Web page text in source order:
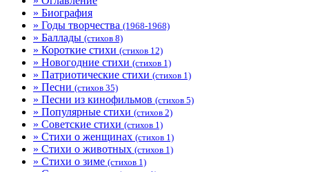
» Биография
» Годы творчества (1968-1968)
» Баллады (стихов 8)
» Короткие стихи (стихов 12)
» Новогодние стихи (стихов 1)
» Патриотические стихи (стихов 1)
» Песни (стихов 35)
» Песни из кинофильмов (стихов 5)
» Популярные стихи (стихов 2)
» Советские стихи (стихов 1)
» Стихи о женщинах (стихов 1)
» Стихи о животных (стихов 1)
» Стихи о зиме (стихов 1)